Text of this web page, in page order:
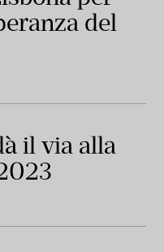
del
il via alla